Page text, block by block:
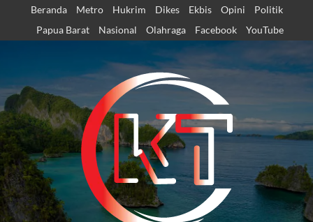
content
Beranda Metro Hukrim Dikes Ekbis Opini
Politik
Papua Barat
Nasional Olahraga Facebook YouTube